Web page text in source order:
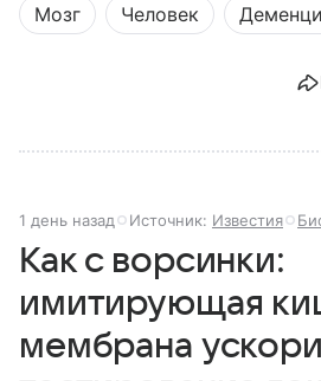
Мозг Человек
1 день назад Источник: Известия
Как с ворсинки:
имитирующая
мембрана